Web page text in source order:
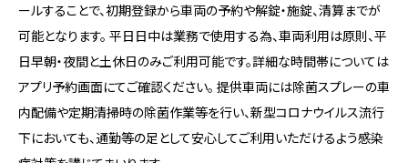
ールすることで、初期登録から車両の予約や解錠・施錠、清算までが
可能となります。 平日日中は業務で使用する為、車両利用は原則、平
日早朝・夜間と土休日のみご利用可能です。詳細な時間帯については
アプリ予約画面にてご確認ください。 提供車両には除菌スプレーの車
内配備や定期清掃時の除菌作業等を行い、新型コロナウイルス流行
下においても、通勤等の足として安心してご利用いただけるよう感染